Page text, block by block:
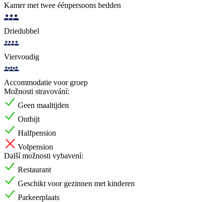
Kamer met twee éénpersoons bedden
Driedubbel
Viervoudig
Accommodatie voor groep
Možnosti stravování:
Geen maaltijden
Ontbijt
Halfpension
Volpension
Další možnosti vybavení:
Restaurant
Geschikt voor gezinnen met kinderen
Parkeerplaats